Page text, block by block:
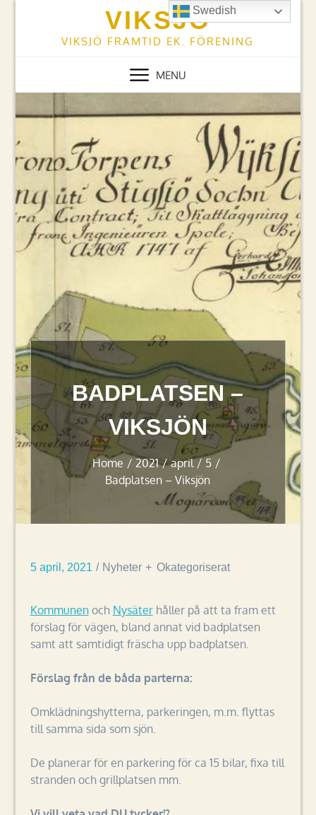
VIKSJÖ
VIKSJÖ FRAMTID EK. FÖRENING
MENU
BADPLATSEN –
VIKSJÖN
Home 2021 april
5
Badplatsen – Viksjön
5 april, 2021 Nyheter Okategoriserat
Kommunenoch Nysäterhåller på att ta fram ett
förslag för vägen, bland annat vid badplatsen
samt att samtidigt fräscha upp badplatsen.
Förslag från de båda parterna:
Omklädningshytterna, parkeringen, m.m. flyttas
till samma sida som sjön.
De planerar för en parkering för ca 15 bilar, fixa till
stranden och grillplatsen mm.
Swedish